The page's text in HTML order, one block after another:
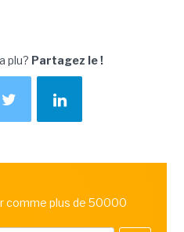
plu? Partagez le !
comme plus de 50000